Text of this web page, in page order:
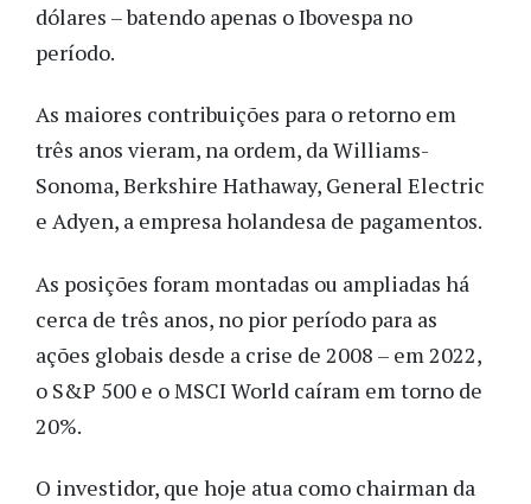
dólares – batendo apenas o Ibovespa no
período.
As maiores contribuições para o retorno em
três anos vieram, na ordem, da Williams-
Sonoma, Berkshire Hathaway, General Electric
e Adyen, a empresa holandesa de pagamentos.
As posições foram montadas ou ampliadas há
cerca de três anos, no pior período para as
ações globais desde a crise de 2008 – em 2022,
o S&P 500 e o MSCI World caíram em torno de
20%.
O investidor, que hoje atua como chairman da